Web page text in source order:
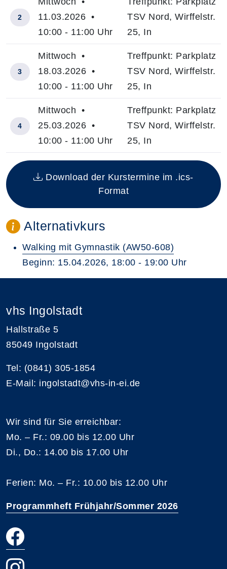
Insgesamt gibt es 4 Termine zum diesen Kurs
2
11.03.2026 •
10:00 - 11:00 Uhr
TSV Nord, Wirffelstr.
25, In
3
Mittwoch •
18.03.2026 •
10:00 - 11:00 Uhr
Treffpunkt: Parkplatz
TSV Nord, Wirffelstr.
25, In
4
Mittwoch •
25.03.2026 •
10:00 - 11:00 Uhr
Treffpunkt: Parkplatz
TSV Nord, Wirffelstr.
25, In
Download der Kurstermine im .ics-
Format
Alternativkurs
Walking mit Gymnastik (AW50-608)
Beginn: 15.04.2026, 18:00 - 19:00 Uhr
vhs Ingolstadt
Hallstraße 5
85049 Ingolstadt
Tel: (0841) 305-1854
E-Mail: ingolstadt@vhs-in-ei.de
Wir sind für Sie erreichbar:
Mo. – Fr.: 09.00 bis 12.00 Uhr
Di., Do.: 14.00 bis 17.00 Uhr
Ferien: Mo. – Fr.: 10.00 bis 12.00 Uhr
Programmheft Frühjahr/Sommer 2026